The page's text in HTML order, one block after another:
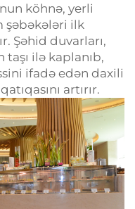
köhnə, yerli
şəbəkələri ilk
Şəhid duvarları,
ilə kaplanıb,
ifadə edən daxili
artırır.